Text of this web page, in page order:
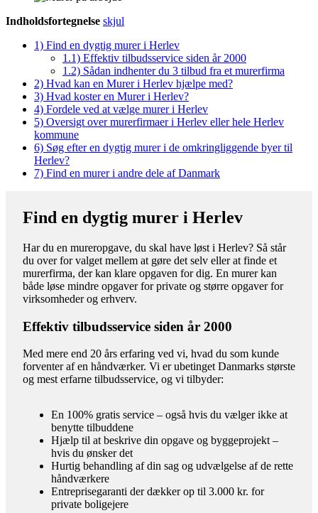
Indholdsfortegnelse skjul
1) Find en dygtig murer i Herlev
1.1) Effektiv tilbudsservice siden år 2000
1.2) Sådan indhenter du 3 tilbud fra et murerfirma
2) Hvad kan en Murer i Herlev hjælpe med?
3) Hvad koster en Murer i Herlev?
4) Fordele ved at vælge murer i Herlev
5) Oversigt over murerfirmaer i Herlev eller hele Herlev
kommune
6) Søg efter en dygtig murer i de omkringliggende byer til
Herlev?
7) Find en murer i andre dele af Danmark
Find en dygtig murer i Herlev
Har du en mureropgave, du skal have løst i Herlev? Så står
du over for valget mellem at gøre det selv eller at finde et
murerfirma, der kan klare opgaven for dig. En murer kan
både løse mindre opgaver for private og større opgaver for
virksomheder og erhverv.
Effektiv tilbudsservice siden år 2000
Med mere end 20 års erfaring ved vi, hvad du som kunde
forventer af en håndværker. Vi er ubetinget Danmarks største
og mest erfarne tilbudsservice, og vi tilbyder:
En 100% gratis service – også hvis du vælger ikke at
benytte tilbuddene
Hjælp til at beskrive din opgave og byggeprojekt –
hvis du ønsker det
Hurtig behandling af din sag og udvælgelse af de rette
håndværkere
Entreprisegaranti der dækker op til 3.000 kr. for
private boligejere